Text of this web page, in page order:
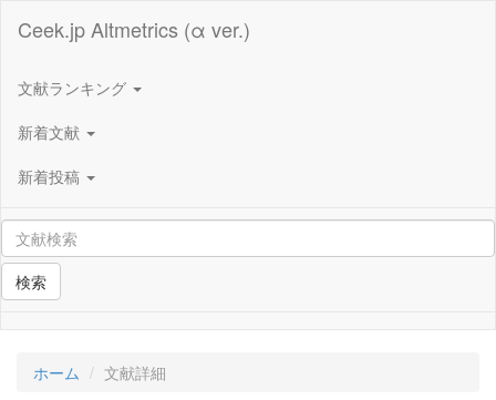
Ceek.jp Altmetrics (α ver.)
文献ランキング
新着文献
新着投稿
検索
ホーム 文献詳細